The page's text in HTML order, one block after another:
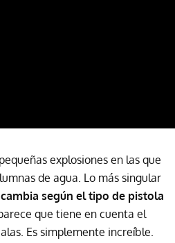
explosiones en las que
de agua. Lo más singular
según el tipo de pistola
que tiene en cuenta el
Es simplemente increíble.